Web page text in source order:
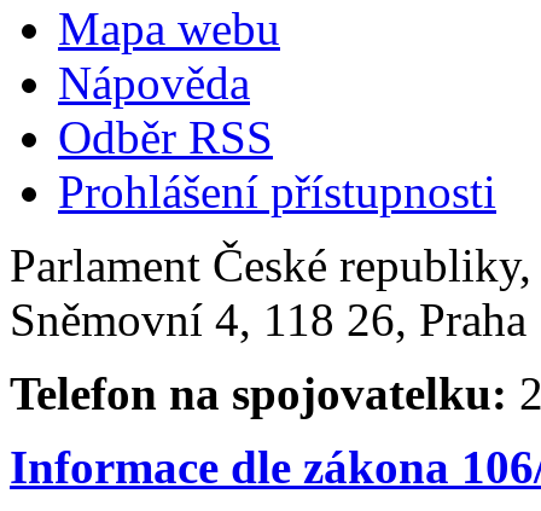
Mapa webu
Nápověda
Odběr RSS
Prohlášení přístupnosti
Parlament České
Sněmovní 4, 118 26,
Telefon na spojovatelku:
Informace dle zákona